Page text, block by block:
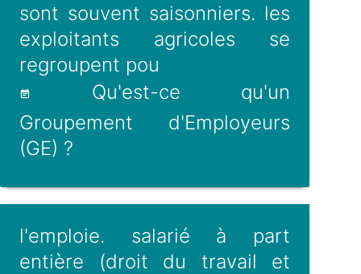
sont souvent saisonniers. les
exploitants agricoles se
regroupent pou
Qu'est-ce qu'un
Groupement d'Employeurs
(GE) ?
l'emploie. salarié à part
entière (droit du travail et